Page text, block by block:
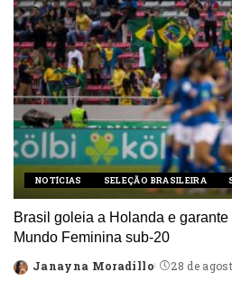
NOTÍCIAS SELEÇÃO BRASILEIRA
Brasil goleia a Holanda e
Mundo Feminina sub-20
Posted
Janayna Moradillo 28 de